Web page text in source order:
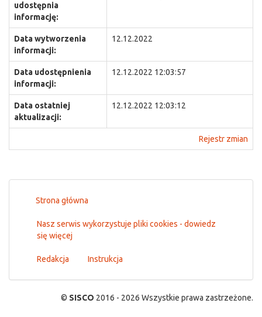
udostępnia
informację:
Data wytworzenia
informacji:
12.12.2022
Data udostępnienia
informacji:
12.12.2022 12:03:57
Data ostatniej
aktualizacji:
12.12.2022 12:03:12
Rejestr zmian
Strona główna
Nasz serwis wykorzystuje pliki cookies - dowiedz
się więcej
Redakcja Instrukcja
© SISCO 2016 - 2026 Wszystkie prawa zastrzeżone.